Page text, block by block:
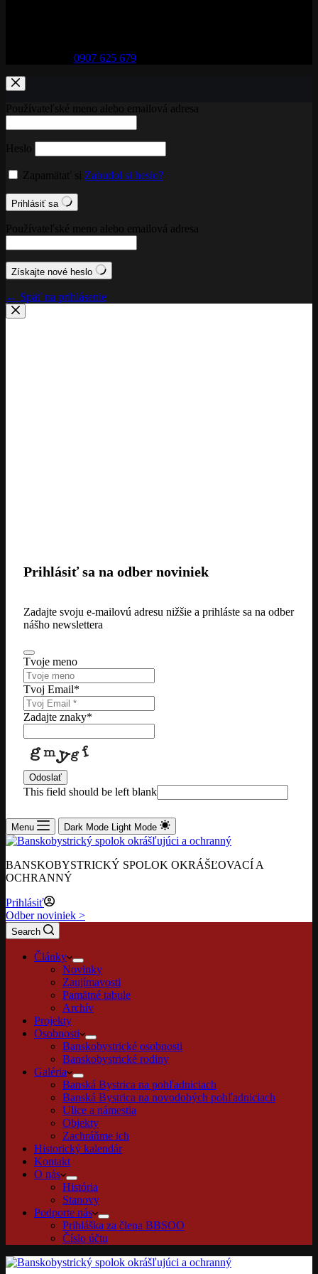
0907 625 679
Používateľské meno alebo emailová adresa
Heslo
Zapamätať si Zabudol si heslo?
Prihlásiť sa
Používateľské meno alebo emailová adresa
Získajte nové heslo
← Späť na prihlásenie
Prihlásiť sa na odber noviniek
Zadajte svoju e-mailovú adresu nižšie a prihláste sa na odber
nášho newslettera
Tvoje meno
Tvoj Email*
Zadajte znaky*
Odoslať
This field should be left blank
Menu Dark Mode Light Mode
BANSKOBYSTRICKÝ SPOLOK OKRÁŠĽOVACÍ A
OCHRANNÝ
Prihlásiť
Odber noviniek >
Search
Články
Novinky
Zaujímavosti
Pamätné tabule
Archív
Projekty
Osobnosti
Banskobystrické osobnosti
Banskobystrické rodiny
Galéria
Banská Bystrica na pohľadniciach
Banská Bystrica na novodobých pohľadniciach
Ulice a námestia
Objekty
Zachráňme ich
Historický kalendár
Kontakt
O nás
História
Stanovy
Podporte nás
Prihláška za člena BBSOO
Číslo účtu